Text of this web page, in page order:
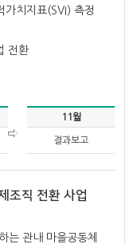
가치지표(SVI) 측정
전환
11월
결과보고
조직 전환 사업
는 관내 마을공동체